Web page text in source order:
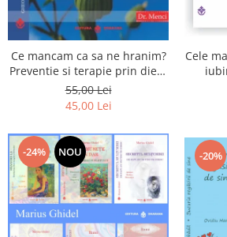
Ce mancam ca sa ne hranim?
Preventie si terapie prin dieta
in bolile cardiovasculare si in
diabetul zaharat
55,00 Lei
45,00 Lei
Cele
-24% NOU -20%